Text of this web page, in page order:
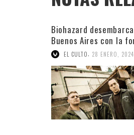
Biohazard
Buenos Aires con la
original
EL CULTO 28 ENERO, 2024